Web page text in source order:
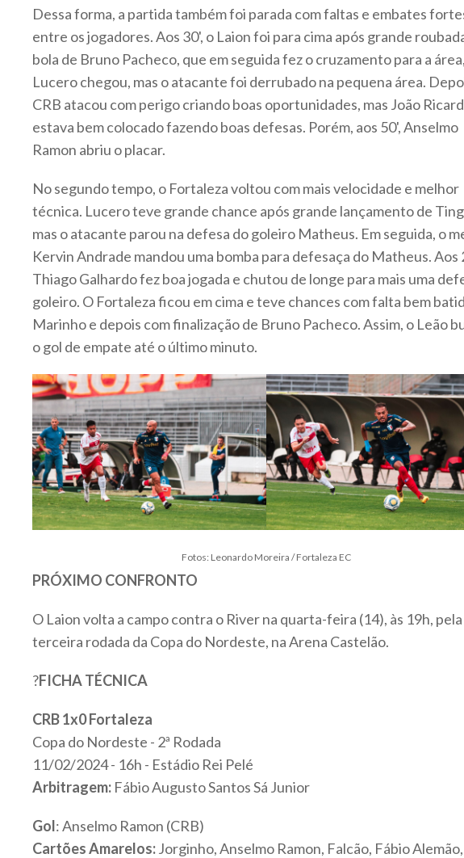
Dessa forma, a partida também foi parada com faltas e embates
entre os jogadores. Aos 30', o Laion foi para cima após grande
bola de Bruno Pacheco, que em seguida fez o cruzamento para a área,
Lucero chegou, mas o atacante foi derrubado na pequena área.
CRB atacou com perigo criando boas oportunidades, mas João
estava bem colocado fazendo boas defesas. Porém, aos 50', Anselmo
Ramon abriu o placar.
No segundo tempo, o Fortaleza voltou com mais velocidade e melhor
técnica. Lucero teve grande chance após grande lançamento de
mas o atacante parou na defesa do goleiro Matheus. Em seguida, o
Kervin Andrade mandou uma bomba para defesaça do Matheus. Aos
Thiago Galhardo fez boa jogada e chutou de longe para mais uma
goleiro. O Fortaleza ficou em cima e teve chances com falta bem
Marinho e depois com finalização de Bruno Pacheco. Assim, o Leão
o gol de empate até o último minuto.
Fotos: Leonardo Moreira / Fortaleza EC
PRÓXIMO CONFRONTO
O Laion volta a campo contra o River na quarta-feira (14), às 19h, pela
terceira rodada da Copa do Nordeste, na Arena Castelão.
?FICHA TÉCNICA
CRB 1x0 Fortaleza
Copa do Nordeste - 2ª Rodada
11/02/2024 - 16h - Estádio Rei Pelé
Arbitragem: Fábio Augusto Santos Sá Junior
Gol: Anselmo Ramon (CRB)
Cartões Amarelos:Jorginho, Anselmo Ramon, Falcão, Fábio Alemão,